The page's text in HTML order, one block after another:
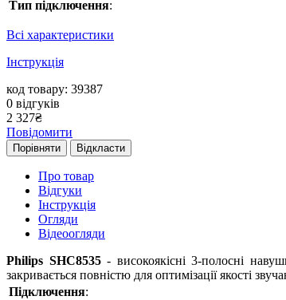
Тип підключення:
Всі характеристики
Інструкція
код товару: 39387
0 відгуків
2 327₴
Повідомити
Порівняти Відкласти
Про товар
Відгуки
Інструкція
Огляди
Відеоогляди
Philips SHC8535- високоякісні 3-полосні
закривається повністю для оптимізації якості
Підключення: